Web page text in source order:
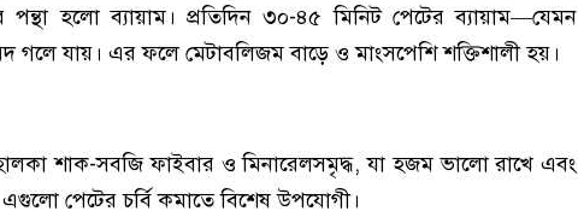
হলো ব্যায়াম। প্রতিদিন ৩০-৪৫ মিনিট পেটের ব্যায়াম—যেমন
গলে যায়। এর ফলে মেটাবলিজম বাড়ে ও মাংসপেশি শক্তিশালী হয়।
শাক-সবজি ফাইবার ও মিনারেলসমৃদ্ধ, যা হজম ভালো রাখে এবং
পেটের চর্বি কমাতে বিশেষ উপযোগী।